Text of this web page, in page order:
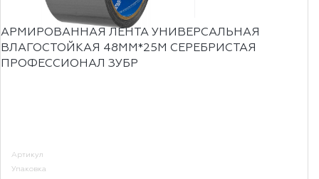
АРМИРОВАННАЯ ЛЕНТА УНИВЕРСАЛЬНАЯ
ВЛАГОСТОЙКАЯ 48ММ*25М СЕРЕБРИСТАЯ
ПРОФЕССИОНАЛ ЗУБР
Артикул
Упаковка